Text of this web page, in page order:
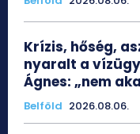
Krízis, hőség,
nyaralt a
Ágnes: „nem
Belföld 2026.08.06.